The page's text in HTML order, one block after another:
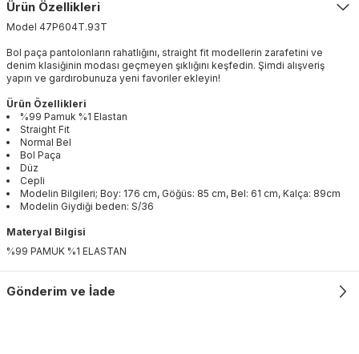
Ürün Özellikleri
Model 47P604T.93T
Bol paça pantolonların rahatlığını, straight fit modellerin zarafetini ve
denim klasiğinin modası geçmeyen şıklığını keşfedin. Şimdi alışveriş
yapın ve gardırobunuza yeni favoriler ekleyin!
Ürün Özellikleri
%99 Pamuk %1 Elastan
Straight Fit
Normal Bel
Bol Paça
Düz
Cepli
Modelin Bilgileri; Boy: 176 cm, Göğüs: 85 cm, Bel: 61 cm, Kalça: 89cm
Modelin Giydiği beden: S/36
Materyal Bilgisi
%99 PAMUK %1 ELASTAN
Gönderim ve İade